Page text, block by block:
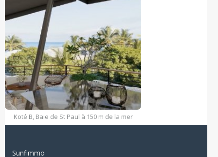
Koté B, Baie de St Paul à 150 m de la mer
Sunfimmo